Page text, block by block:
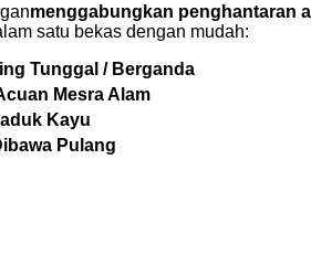
menggabungkan penghantaran
satu bekas dengan mudah:
Tunggal / Berganda
Mesra Alam
Kayu
Pulang